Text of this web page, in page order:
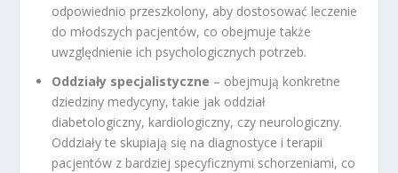
odpowiednio przeszkolony, aby dostosować leczenie
do młodszych pacjentów, co obejmuje także
uwzględnienie ich psychologicznych potrzeb.
Oddziały specjalistyczne – obejmują konkretne
dziedziny medycyny, takie jak oddział
diabetologiczny, kardiologiczny, czy neurologiczny.
Oddziały te skupiają się na diagnostyce i terapii
pacjentów z bardziej specyficznymi schorzeniami, co